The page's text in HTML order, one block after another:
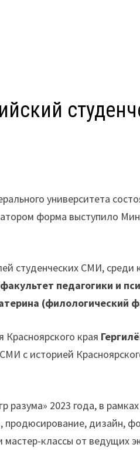
университета
форма выступило
студенческих СМИ, среди
педагогики и
(филологический
края
с историей
2023 года, в
продюсирование, дизайн,
классы от ведущих